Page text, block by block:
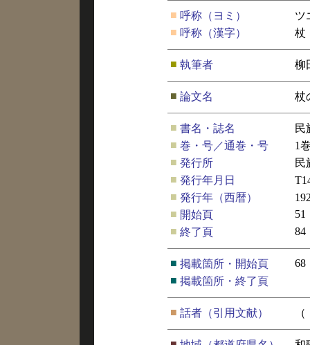
■ 呼称（ヨミ）
ツ
■ 呼称（漢字） 杖
■ 執筆者 柳
■ 論文名 杖
■ 書名・誌名
民
■ 巻・号／通巻・号
1
■ 発行所
民
■ 発行年月日
■ 発行年（西暦）
■ 開始頁
51
■ 終了頁 84
■ 掲載箇所・開始頁
68
■ 掲載箇所・終了頁
■ 話者（引用文献）